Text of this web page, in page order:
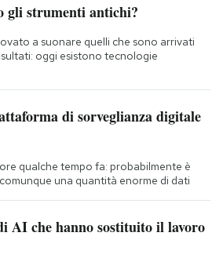
gli strumenti antichi?
a suonare quelli che sono arrivati
oggi esistono tecnologie
di sorveglianza digitale
qualche tempo fa: probabilmente è
una quantità enorme di dati
AI che hanno sostituito il lavoro